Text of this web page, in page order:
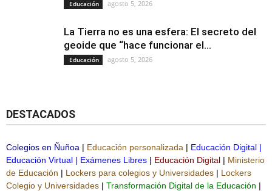
Educación agosto 5, 2026
La Tierra no es una esfera: El secreto del
geoide que “hace funcionar el...
Educación agosto 5, 2026
DESTACADOS
Colegios en Ñuñoa | Educación personalizada | Educación Digital |
Educación Virtual | Exámenes Libres | Educación Digital | Ministerio
de Educación | Lockers para colegios y Universidades | Lockers
Colegio y Universidades | Transformación Digital de la Educación |